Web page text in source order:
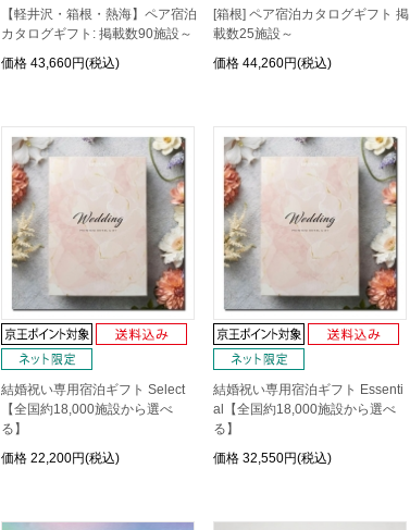
【軽井沢・箱根・熱海】ペア宿泊
カタログギフト: 掲載数90施設～
価格 43,660円(税込)
[箱根] ペア宿泊カタログギフト 掲
載数25施設～
価格 44,260円(税込)
結婚祝い専用宿泊ギフト Select
【全国約18,000施設から選べ
る】
価格 22,200円(税込)
結婚祝い専用宿泊ギフト Essenti
al【全国約18,000施設から選べ
る】
価格 32,550円(税込)